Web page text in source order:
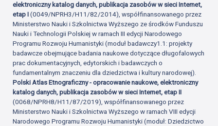
elektroniczny katalog danych, publikacja zasobów w sieci Internet,
etap I(0049/NPRH3/H11/82/2014), współfinansowanego przez
Ministerstwo Nauki i Szkolnictwa Wyższego ze środków Funduszu
Nauki i Technologii Polskiej w ramach III edycji Narodowego
Programu Rozwoju Humanistyki (moduł badawczy1.1: projekty
badawcze obejmujące badania naukowe dotyczące długofalowych
prac dokumentacyjnych, edytorskich i badawczych o
fundamentalnym znaczeniu dla dziedzictwa i kultury narodowej).
Polski Atlas Etnograficzny - opracowanie naukowe, elektroniczny
katalog danych, publikacja zasobów w sieci Internet, etap II
(0068/NPRH8/H11/87/2019), współfinansowanego przez
Ministerstwo Nauki i Szkolnictwa Wyższego w ramach VIII edycji
Narodowego Programu Rozwoju Humanistyki (moduł: Dziedzictwo